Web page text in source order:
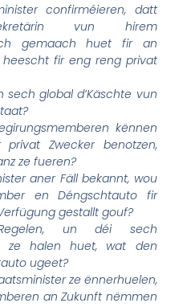
confirméieren, datt
vun hirem
gemaach huet fir an
heescht fir eng reng privat
sech global d’Käschte vun
kënnen
Zwecker benotzen,
ze fueren?
aner Fäll bekannt, wou
en Déngschtauto fir
gestallt gouf?
un déi sech
ze halen huet, wat den
ugeet?
ze ënnerhuelen,
an Zukunft nëmmen